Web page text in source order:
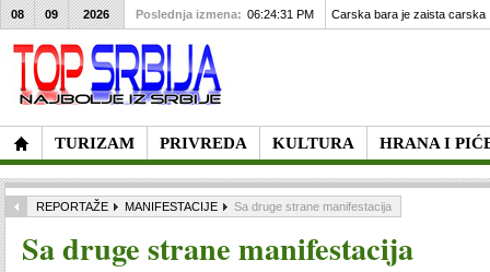
TURIZAM PRIVREDA KULTURA HRANA I
08 09 2026 Poslednja izmena: 06:24:31 PM Carska bara je zaista carska
REPORTAŽE MANIFESTACIJE Sa druge strane manifestacija
Sa druge strane manifestacija